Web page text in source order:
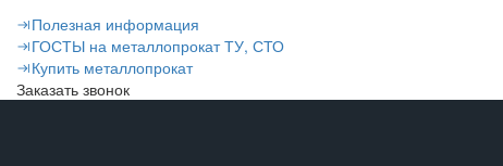
Полезная информация
ГОСТЫ на металлопрокат ТУ, СТО
Купить металлопрокат
Заказать звонок